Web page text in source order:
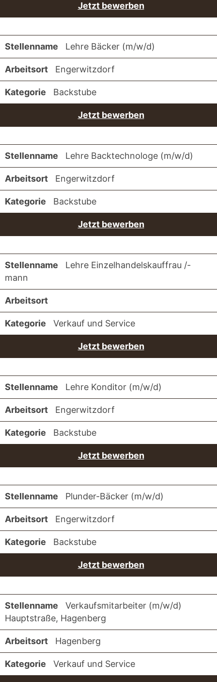
Jetzt bewerben
Lehre Bäcker (m/w/d)
Engerwitzdorf
Backstube
Jetzt bewerben
Lehre Backtechnologe (m/w/d)
Engerwitzdorf
Backstube
Jetzt bewerben
Lehre Einzelhandelskauffrau /-
mann
Verkauf und Service
Jetzt bewerben
Lehre Konditor (m/w/d)
Engerwitzdorf
Backstube
Jetzt bewerben
Plunder-Bäcker (m/w/d)
Engerwitzdorf
Backstube
Jetzt bewerben
Verkaufsmitarbeiter (m/w/d)
Hauptstraße, Hagenberg
Hagenberg
Verkauf und Service